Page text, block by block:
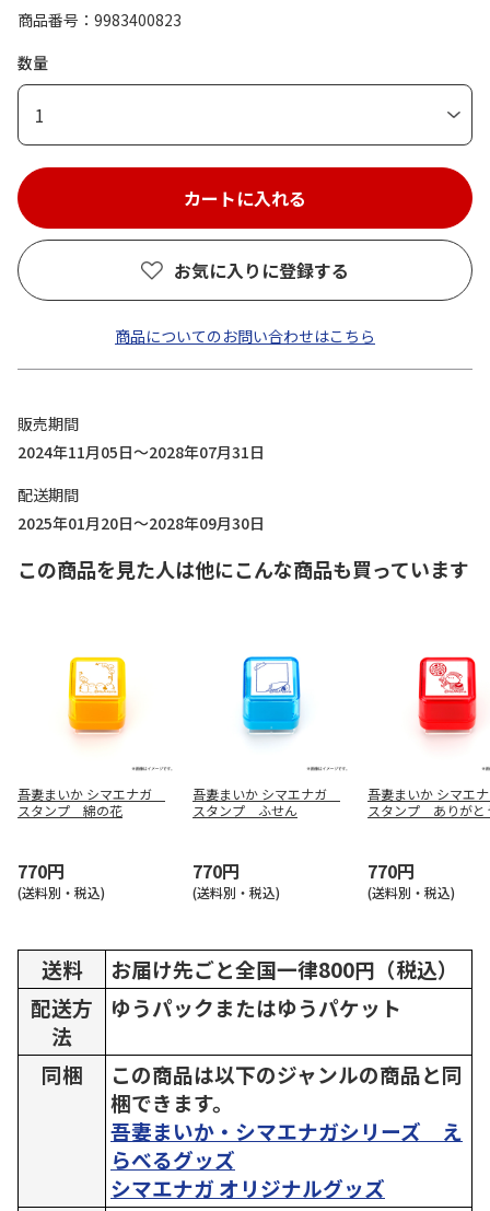
商品番号
9983400823
数量
1
お気に入りに登録する
商品についてのお問い合わせはこちら
販売期間
2024年11月05日～2028年07月31日
配送期間
2025年01月20日～2028年09月30日
この商品を見た人は他にこんな商品も買っています
吾妻まいか シマエナガ
スタンプ 綿の花
770円
(送料別・税込)
吾妻まいか シマエナガ
スタンプ ふせん
770円
(送料別・税込)
吾妻まいか シマエ
スタンプ ありがと
770円
(送料別・税込)
送料
お届け先ごと全国一律800円（税込）
配送方
法
ゆうパックまたはゆうパケット
同梱
この商品は以下のジャンルの商品と同
梱できます。
吾妻まいか・シマエナガシリーズ え
らべるグッズ
シマエナガ オリジナルグッズ